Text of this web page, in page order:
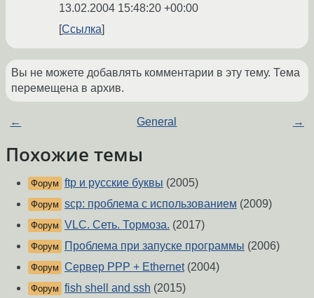
13.02.2004 15:48:20 +00:00
Ссылка
Вы не можете добавлять комментарии в эту тему. Тема
перемещена в архив.
← General →
Похожие темы
Форум ftp и русские буквы (2005)
Форум scp: проблема с использованием (2009)
Форум VLC. Cеть. Тормоза. (2017)
Форум Проблема при запуске программы (2006)
Форум Сервер PPP + Ethernet(2004)
Форум fish shell and ssh (2015)